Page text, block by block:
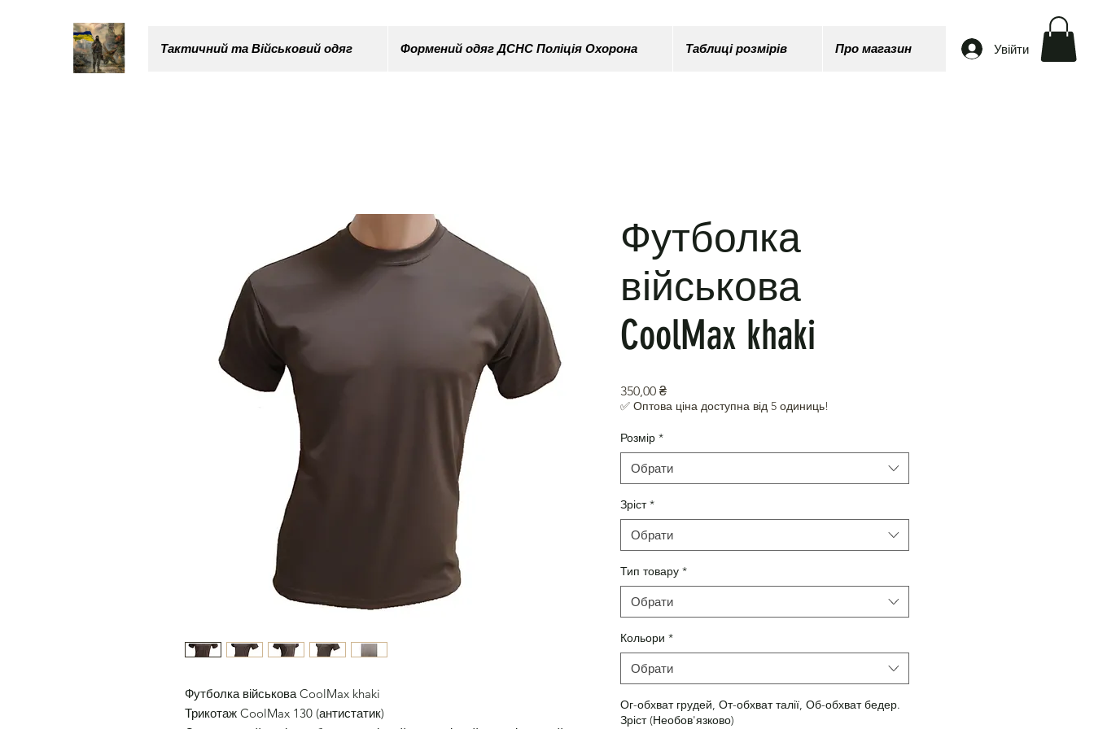
Тактичний та Військовий одяг Формений одяг ДСНС Поліція Охорона Таблиці розмірів Про магазин Увійти
Футболка військова CoolMax khaki
Трикотаж CoolMax 130 (антистатик)
Футболка
військова
CoolMax khaki
350,00 ₴Ціна
✅ Оптова ціна доступна від 5 одиниць!
Розмір *
Обрати
Зріст *
Обрати
Тип товару *
Обрати
Кольори *
Обрати
Ог-обхват грудей, От-обхват талії, Об-обхват бедер.
Зріст (Необов'язково)